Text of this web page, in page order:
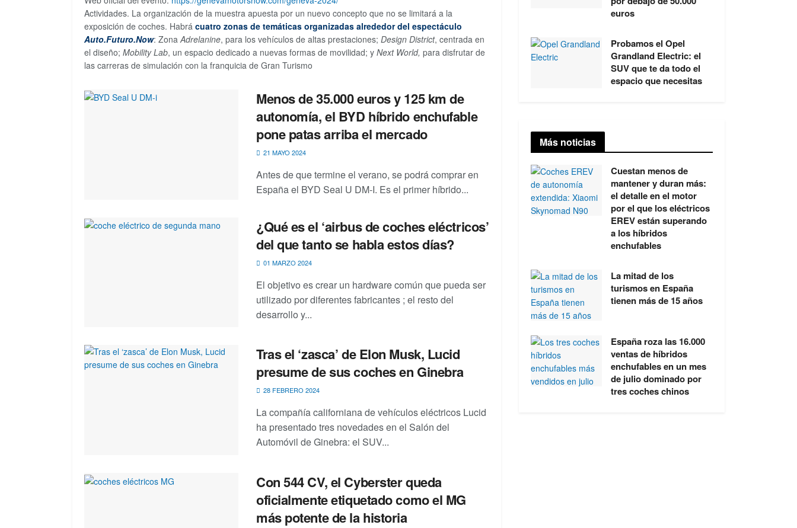
Actividades. La organización de la muestra apuesta por un nuevo concepto que no se limitará a la
exposición de coches. Habrá cuatro zonas de temáticas organizadas alrededor del espectáculo
Auto.Futuro.Now: Zona Adrelanine, para los vehículos de altas prestaciones; Design District, centrada en
el diseño; Mobility Lab, un espacio dedicado a nuevas formas de movilidad; y Next World, para disfrutar de
las carreras de simulación con la franquicia de Gran Turismo
Menos de 35.000 euros y 125 km de
autonomía, el BYD híbrido enchufable
pone patas arriba el mercado
21 MAYO 2024
Antes de que termine el verano, se podrá comprar en
España el BYD Seal U DM-I. Es el primer híbrido...
¿Qué es el ‘airbus de coches eléctricos’
del que tanto se habla estos días?
01 MARZO 2024
El objetivo es crear un hardware común que pueda ser
utilizado por diferentes fabricantes ; el resto del
desarrollo y...
Tras el ‘zasca’ de Elon Musk, Lucid
presume de sus coches en Ginebra
28 FEBRERO 2024
La compañía californiana de vehículos eléctricos Lucid
ha presentado tres novedades en el Salón del
Automóvil de Ginebra: el SUV...
Con 544 CV, el Cyberster queda
oficialmente etiquetado como el MG
más potente de la historia
euros
Probamos el Opel
Grandland Electric: el
SUV que te da todo el
espacio que necesitas
Más noticias
Cuestan menos de
mantener y duran más:
el detalle en el motor
por el que los eléctricos
EREV están superando
a los híbridos
enchufables
La mitad de los
turismos en España
tienen más de 15 años
España roza las 16.000
ventas de híbridos
enchufables en un mes
de julio dominado por
tres coches chinos